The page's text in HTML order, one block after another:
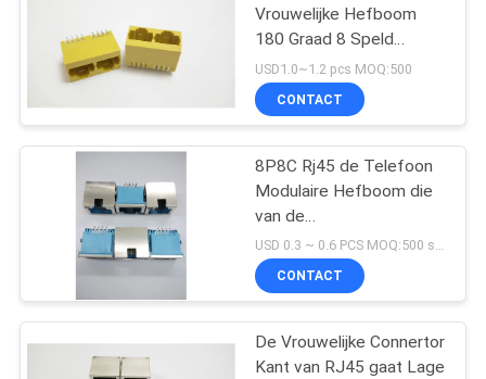
SHOW
SITEMAP
PRIVACY
POLICY
Magnetische RJ45-
Hefboom
RJ11 RJ45-
Hefboom
21
Vrouwelijke Hefboom
180 Graad 8 Speld
zonder
Transformatorleiden
USD1.0~1.2 pcs MOQ:500
CONTACT
8P8C Rj45 de Telefoon
Modulaire Hefboom die
van de
Gegevenshefboom RJ45
met LEIDEN Schild dalen
USD 0.3 ~ 0.6 PCS MOQ:500 stuks
CONTACT
De Vrouwelijke Connertor
Kant van RJ45 gaat Lage